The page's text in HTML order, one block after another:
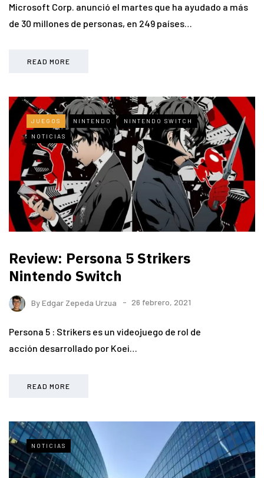
Microsoft Corp. anunció el martes que ha ayudado a más
de 30 millones de personas, en 249 países…
READ MORE
JUEGOS NINTENDO NINTENDO SWITCH
NOTICIAS
Review: Persona 5 Strikers
Nintendo Switch
ByEdgar Zepeda Urzua 26 febrero, 2021
Persona 5 : Strikers es un videojuego de rol de
acción desarrollado por Koei…
READ MORE
NOTICIAS